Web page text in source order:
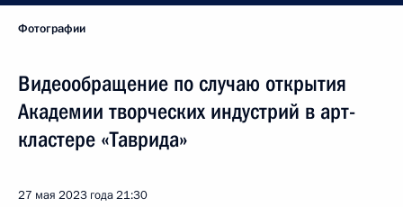
Фотографии
Видеообращение по случаю открытия
Академии творческих индустрий в арт-
кластере «Таврида»
27 мая 2023 года21:30